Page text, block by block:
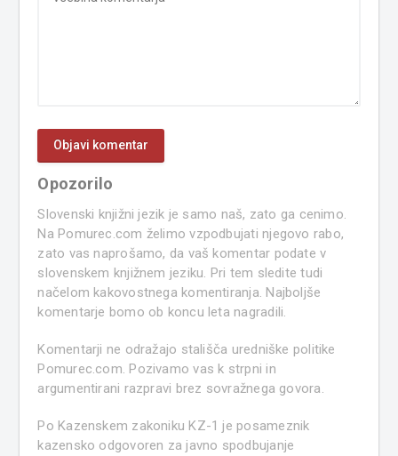
Opozorilo
Slovenski knjižni jezik je samo naš, zato ga cenimo.
Na Pomurec.com želimo vzpodbujati njegovo rabo,
zato vas naprošamo, da vaš komentar podate v
slovenskem knjižnem jeziku. Pri tem sledite tudi
načelom kakovostnega komentiranja. Najboljše
komentarje bomo ob koncu leta nagradili.
Komentarji ne odražajo stališča uredniške politike
Pomurec.com. Pozivamo vas k strpni in
argumentirani razpravi brez sovražnega govora.
Po Kazenskem zakoniku KZ-1 je posameznik
kazensko odgovoren za javno spodbujanje